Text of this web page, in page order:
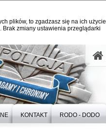
plików, to zgadzasz się na ich użycie
zmiany ustawienia przeglądarki
KONTAKT RODO - DODO